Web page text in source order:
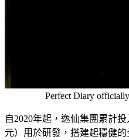
Perfect Diary
自2020年起， 逸仙集團 累計
元）用於研發，搭建起穩健